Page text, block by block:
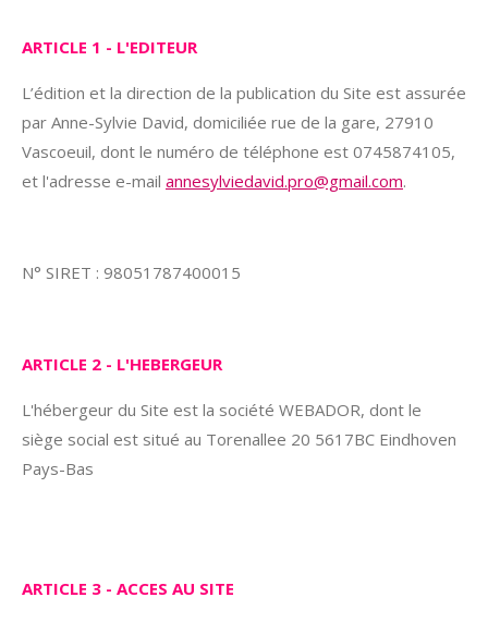
ARTICLE 1 - L'EDITEUR
L’édition et la direction de la publication du Site est assurée
par Anne-Sylvie David, domiciliée rue de la gare, 27910
Vascoeuil, dont le numéro de téléphone est 0745874105,
et l'adresse e-mail annesylviedavid.pro@gmail.com.
N° SIRET : 98051787400015
ARTICLE 2 - L'HEBERGEUR
L'hébergeur du Site est la société WEBADOR, dont le
siège social est situé au Torenallee 20 5617BC Eindhoven
Pays-Bas
ARTICLE 3 - ACCES AU SITE